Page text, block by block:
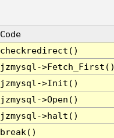
Code
checkredirect()
jzmysql-
jzmysql->Init()
jzmysql->Open()
jzmysql->halt()
break()